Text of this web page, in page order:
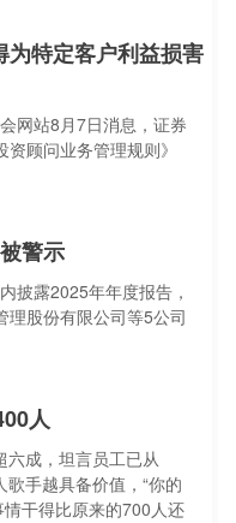
特定客户利益损害
网站8月7日消息，证券
顾问业务管理规则》
警示
披露2025年年度报告，
理股份有限公司等5公司
人
六成，坦言员工已从
手越具备价值，“你的
干得比原来的700人还